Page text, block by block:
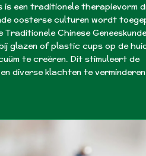
is een traditionele therapievorm
oosterse culturen wordt
Traditionele Chinese
glazen of plastic cups op de
te creëren. Dit stimuleert de
diverse klachten te